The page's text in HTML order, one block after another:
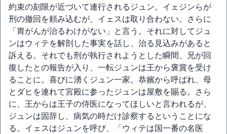
約束の刻限が近づいて連行されるジュン。イェジンらが
刑の撤回を頼み込むが、イェスは取り合わない。さらに
「胃がんが治るわけがない」と言う。それに対してジュ
ンはウィテを解剖した事実を話し、治る見込みがあると
訴える。それでも刑が執行されようとした瞬間、兄が回
復したとの報告が入り、一転ジュンは王から褒賞を受け
ることに。喜びに湧くジュン一家。恭嬪から呼ばれ、母
とダヒを連れて宮殿に参ったジュンは屋敷を賜る。さら
に、王からは王子の侍医になってほしいと言われるが、
ジュンは固辞し、病気の時だけ診察するということにな
る。イェスはジュンを呼び、「ウィテは国一番の名医